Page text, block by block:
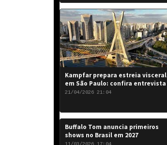
Kampfar prepara estreia visceral
em São Paulo: confira entrevista
21/04/2026 21:04
Buffalo Tom anuncia primeiros
shows no Brasil em 2027